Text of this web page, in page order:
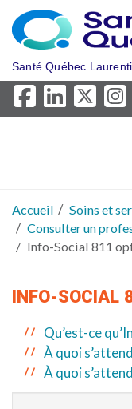
Aller au menu principal
Santé Québec
Accueil Soins et
Consulter un
Info-Social 811
INFO-SOCIAL
Qu’est-ce
À quoi
À quoi